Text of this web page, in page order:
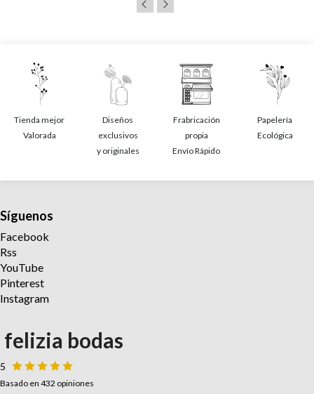
Tienda mejor
Valorada
Diseños
exclusivos
y originales
Frabricación
propia
Envío Rápido
Papelería
Ecológica
Síguenos
Facebook
Rss
YouTube
Pinterest
Instagram
felizia bodas
5
Basado en 432 opiniones